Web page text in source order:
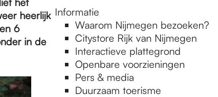
Informatie
Waarom Nijmegen bezoeken?
Citystore Rijk van Nijmegen
Interactieve plattegrond
Openbare voorzieningen
Pers & media
Duurzaam toerisme
heerlijk
6
in de